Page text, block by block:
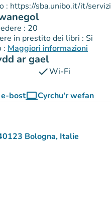
: https://sba.unibo.it/it/servizi
: 20
in prestito dei libri : Si
: Maggiori informazioni
ar gael
checkWi-Fi
bostcomputerCyrchu'r wefan
(tab newydd)
Bologna, Italie
yn Google Maps)
newydd)